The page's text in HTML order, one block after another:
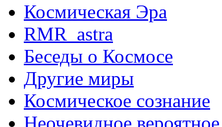
Космическая Эра
RMR_astra
Беседы о Космосе
Другие миры
Космическое сознание
Неочевидное вероятное